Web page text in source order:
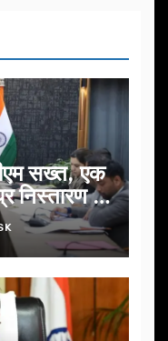
सख्त, एक
निस्तारण के